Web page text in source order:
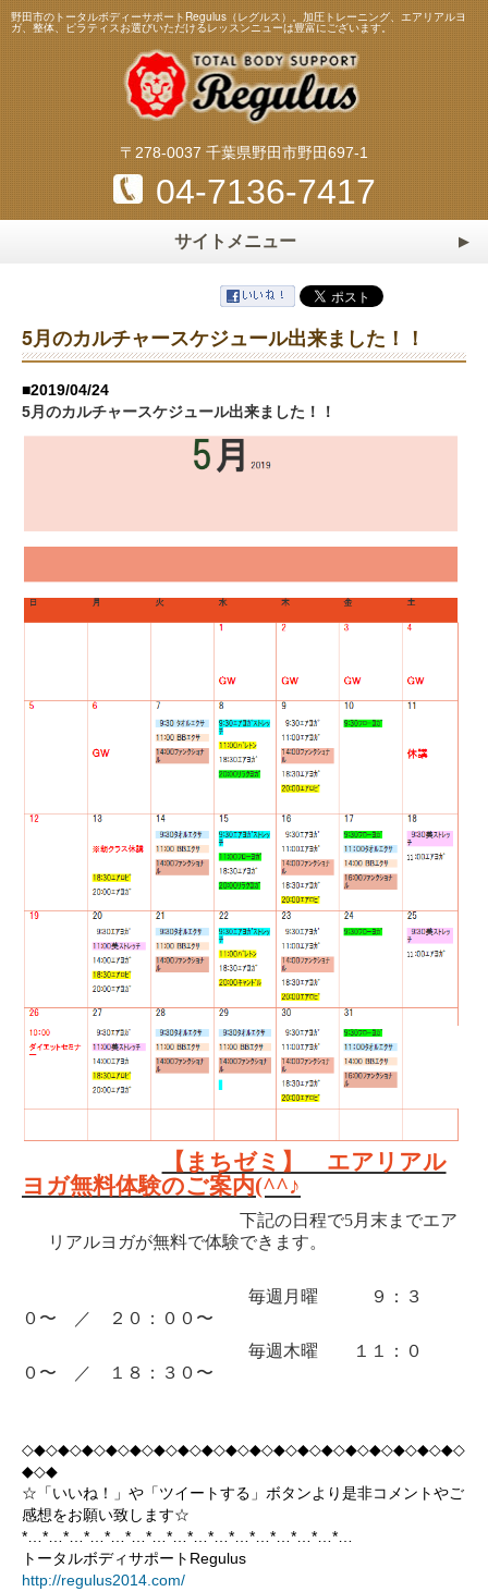
野田市のトータルボディーサポートRegulus（レグルス）。加圧トレーニング、エアリアルヨ
ガ、整体、ピラティスお選びいただけるレッスンニューは豊富にございます。
〒278-0037 千葉県野田市野田697-1
04-7136-7417
サイトメニュー
トレーニング・レッスンメニュー
エアリアルヨガ マスターストレッチ
パーソナルトレーニング
料金表
お問い合わせ CONTACT
5月のカルチャースケジュール出来ました！！
■2019/04/24
5月のカルチャースケジュール出来ました！！
【まちゼミ】 エアリアル
ヨガ無料体験のご案内(^^♪
下記の日程で5月末までエア
リアルヨガが無料で体験できます。
毎週月曜 ９：３
０〜 ／ ２０：００〜
毎週木曜 １１：０
０〜 ／ １８：３０〜
◇◆◇◆◇◆◇◆◇◆◇◆◇◆◇◆◇◆◇◆◇◆◇◆◇◆◇◆◇◆◇◆◇◆◇◆◇
◆◇◆
☆「いいね！」や「ツイートする」ボタンより是非コメントやご
感想をお願い致します☆
*…*…*…*…*…*…*…*…*…*…*…*…*…*…*…*…
トータルボディサポートRegulus
http://regulus2014.com/